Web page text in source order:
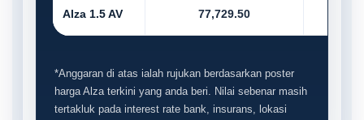
Alza 1.5 AV 77,729.50
*Anggaran di atas ialah rujukan berdasarkan poster
harga Alza terkini yang anda beri. Nilai sebenar masih
tertakluk pada interest rate bank, insurans, lokasi